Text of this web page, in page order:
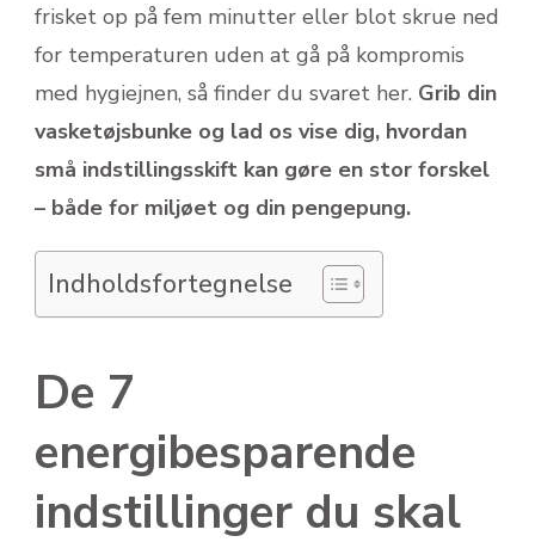
frisket op på fem minutter eller blot skrue ned
for temperaturen uden at gå på kompromis
med hygiejnen, så finder du svaret her. Grib din
vasketøjsbunke og lad os vise dig, hvordan
små indstillingsskift kan gøre en stor forskel
– både for miljøet og din pengepung.
Indholdsfortegnelse
De 7
energibesparende
indstillinger du skal